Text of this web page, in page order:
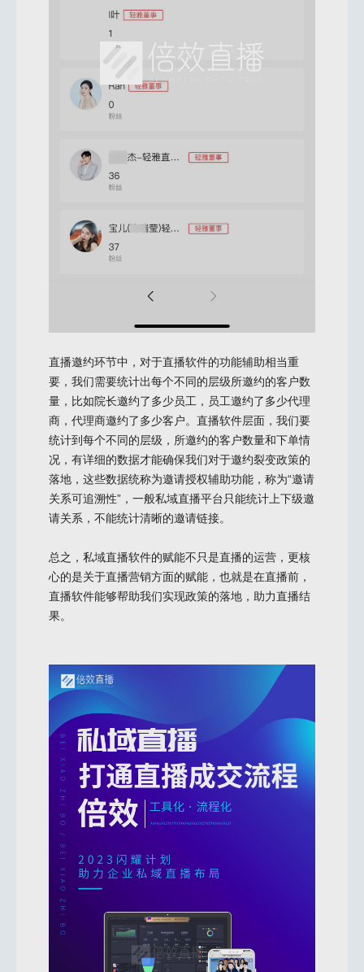
直播邀约环节中，对于直播软件的功能辅助相当重
要，我们需要统计出每个不同的层级所邀约的客户数
量，比如院长邀约了多少员工，员工邀约了多少代理
商，代理商邀约了多少客户。直播软件层面，我们要
统计到每个不同的层级，所邀约的客户数量和下单情
况，有详细的数据才能确保我们对于邀约裂变政策的
落地，这些数据统称为邀请授权辅助功能，称为“邀请
关系可追溯性”，一般私域直播平台只能统计上下级邀
请关系，不能统计清晰的邀请链接。
总之，私域直播软件的赋能不只是直播的运营，更核
心的是关于直播营销方面的赋能，也就是在直播前，
直播软件能够帮助我们实现政策的落地，助力直播结
果。